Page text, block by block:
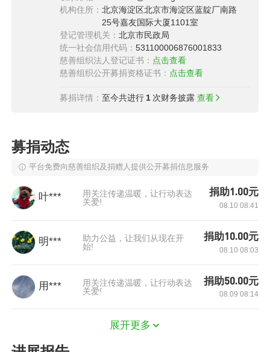
（1）项目筹款为困境的血液及肿瘤疾病患儿中
医院对公账户。
1、服务时间：长期
2、帮扶地区：全国
机构住所：北京海淀区北京市海淀区蓝靛厂南路
25号嘉友国际大厦1101室
登记管理机关：北京市民政局
统一社会信用代码：531100006876001833
慈善组织法人登记证书： 点击查看
慈善组织公开募捐资格证书： 点击查看
募捐详情：至今共进行 1 次财务披露 查看
募捐动态
平台免费向慈善组织及捐赠人提供公开募捐信息服务
叶***
用关注传递温暖，让行动表达
关爱!
捐助1.00元
08.10 08:41
明***
助力公益，让我们从现在开
始!
捐助10.00元
08.10 08:03
用***
用关注传递温暖，让行动表达
关爱!
捐助50.00元
08.09 08:14
展开更多